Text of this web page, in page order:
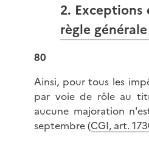
2.
règle générale
80
Ainsi, pour tous les
par voie de rôle au
aucune majoration
septembre (CGI, art.